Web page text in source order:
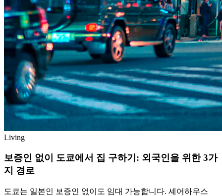
Living
보증인 없이 도쿄에서 집 구하기: 외국인을 위한 3가
지 경로
도쿄는 일본인 보증인 없이도 임대 가능합니다. 셰어하우스